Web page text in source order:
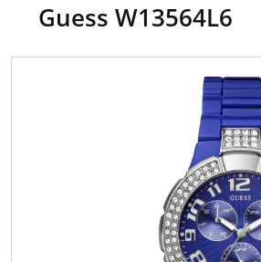
Guess W13564L6